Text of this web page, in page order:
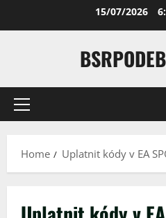
15/07/2026
Primary
Home Uplatnit kódy v EA